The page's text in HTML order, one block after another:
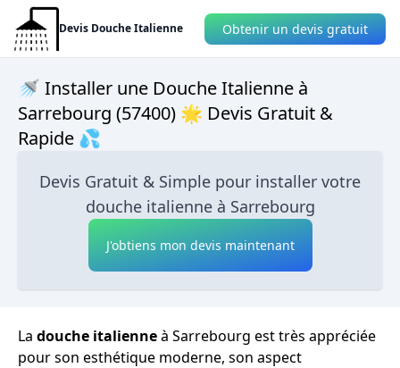
Devis Douche Italienne Obtenir un devis gratuit
🚿 Installer une Douche Italienne à
Sarrebourg (57400) 🌟 Devis Gratuit &
Rapide 💦
Devis Gratuit & Simple pour installer votre
douche italienne à Sarrebourg
J'obtiens mon devis maintenant
La douche italienneà Sarrebourg est très appréciée
pour son esthétique moderne, son aspect